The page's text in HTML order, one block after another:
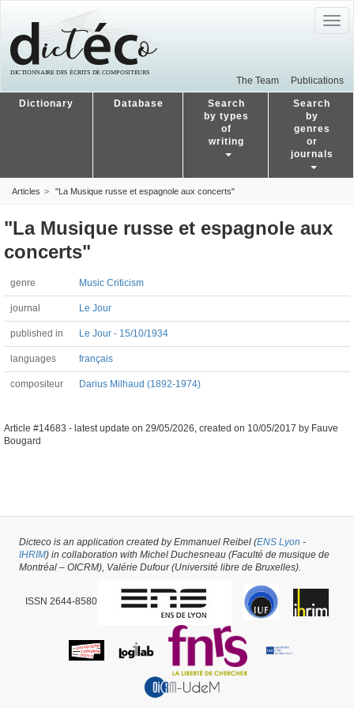
The Team Publications
Dictionary Database
Search
by types
of
writing
Search
by
genres
or
journals
Articles "La Musique russe et espagnole aux concerts"
"La Musique russe et espagnole aux
concerts"
genre Music Criticism
journal Le Jour
published in Le Jour - 15/10/1934
languages français
compositeur Darius Milhaud (1892-1974)
Article #14683 - latest update on 29/05/2026, created on 10/05/2017 by Fauve
Bougard
Dicteco is an application created by Emmanuel Reibel (ENS Lyon -
IHRIM) in collaboration with Michel Duchesneau (Faculté de musique de
Montréal – OICRM), Valérie Dufour (Université libre de Bruxelles).
ISSN 2644-8580